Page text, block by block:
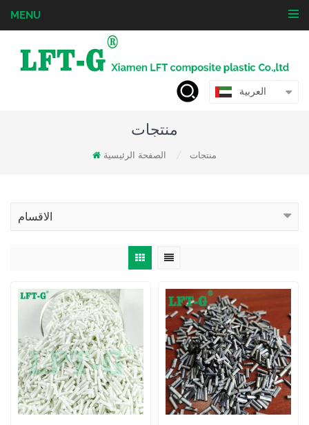
MENU
العربية
منتجات
الصفحة الرئيسية منتجات
الاقسام